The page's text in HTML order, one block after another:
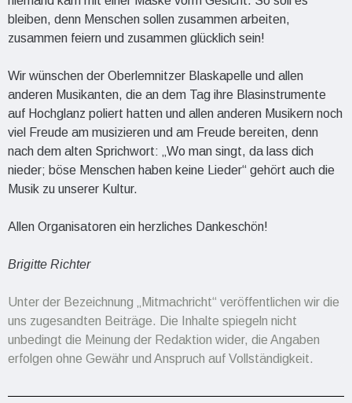
bleiben, denn Menschen sollen zusammen arbeiten,
zusammen feiern und zusammen glücklich sein!
Wir wünschen der Oberlemnitzer Blaskapelle und allen
anderen Musikanten, die an dem Tag ihre Blasinstrumente
auf Hochglanz poliert hatten und allen anderen Musikern noch
viel Freude am musizieren und am Freude bereiten, denn
nach dem alten Sprichwort: „Wo man singt, da lass dich
nieder; böse Menschen haben keine Lieder“ gehört auch die
Musik zu unserer Kultur.
Allen Organisatoren ein herzliches Dankeschön!
Brigitte Richter
Unter der Bezeichnung „Mitmachricht“ veröffentlichen wir die
uns zugesandten Beiträge. Die Inhalte spiegeln nicht
unbedingt die Meinung der Redaktion wider, die Angaben
erfolgen ohne Gewähr und Anspruch auf Vollständigkeit.